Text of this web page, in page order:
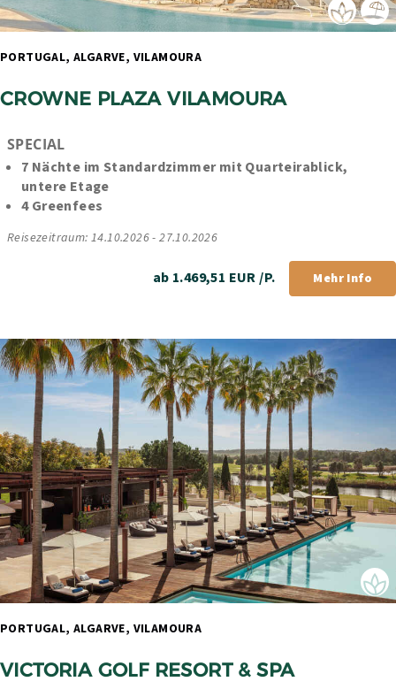
CROWNE PLAZA VILAMOURA
SPECIAL
7 Nächte im Standardzimmer mit Quarteirablick,
untere Etage
4 Greenfees
Reisezeitraum: 14.10.2026 - 27.10.2026
ab 1.469,51 EUR /P. Mehr Info
VICTORIA GOLF RESORT & SPA